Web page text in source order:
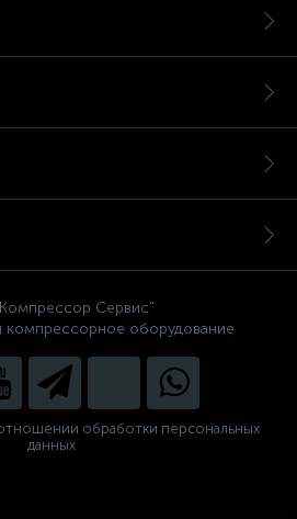
Сервис"
компрессорное оборудование
обработки персональных
данных